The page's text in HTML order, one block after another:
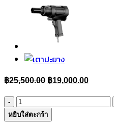
฿25,500.00 Original
was:
฿25,500.00.
฿19,000.00Current
is:
จำนวน
เตา
หยิบใส่ตะกร้า